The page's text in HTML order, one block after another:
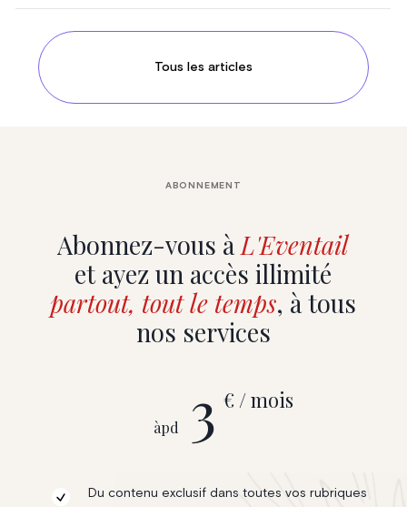
Tous les articles
Abonnez-vous àL'Eventail
et ayez un accès illimité
partout, tout le temps, à tous
nos services
ABONNEMENT
àpd 3 € / mois
Du contenu exclusif dans toutes vos rubriques